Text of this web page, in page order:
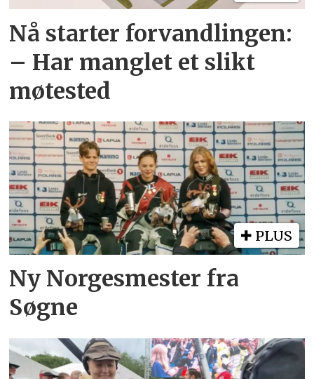
Nå starter forvandlingen:
– Har manglet et slikt
møtested
PLUS
Ny Norgesmester fra
Søgne